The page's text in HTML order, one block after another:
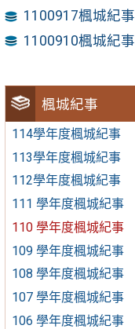
楓城紀事
114學年度楓城紀事
113學年度楓城紀事
112學年度楓城紀事
111 學年度楓城紀事
110 學年度楓城紀事
109 學年度楓城紀事
108 學年度楓城紀事
107 學年度楓城紀事
106 學年度楓城紀事
1100917楓城紀事
1100910楓城紀事